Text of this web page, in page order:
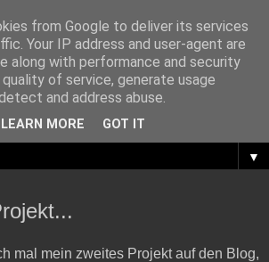
| Blog
▼
mal mein zweites Projekt auf den Blog,
from Google to deliver its services
Your IP address and user-agent are
along with performance and security
of service, generate usage
and address abuse.
LEARN MORE GOT IT